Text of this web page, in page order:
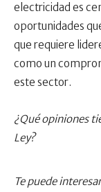
electricidad es
oportunidades
que requiere
como un
este sector.
¿Qué opiniones
Ley?
Te puede interesar